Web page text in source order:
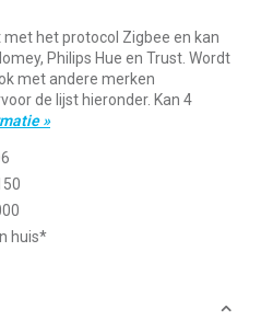
het protocol Zigbee en kan
Philips Hue en Trust. Wordt
met andere merken
de lijst hieronder. Kan 4
»
huis*